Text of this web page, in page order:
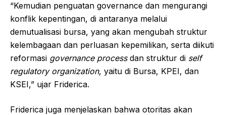
“Kemudian penguatan governance dan mengurangi
konflik kepentingan, di antaranya melalui
demutualisasi bursa, yang akan mengubah struktur
kelembagaan dan perluasan kepemilikan, serta diikuti
reformasi governance processdan struktur di self
regulatory organization, yaitu di Bursa, KPEI, dan
KSEI,” ujar Friderica.
Friderica juga menjelaskan bahwa otoritas akan